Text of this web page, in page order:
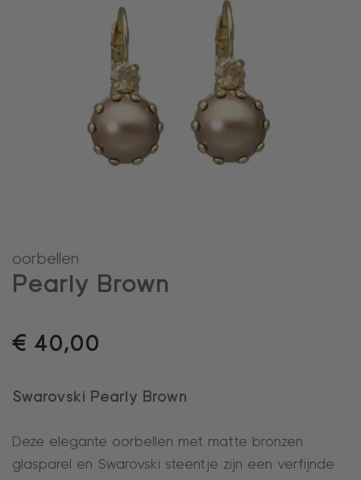
oorbellen
Pearly Brown
€ 40,00
Swarovski Pearly Brown
Deze elegante oorbellen met matte bronzen
glasparel en Swarovski steentje zijn een verfijnde